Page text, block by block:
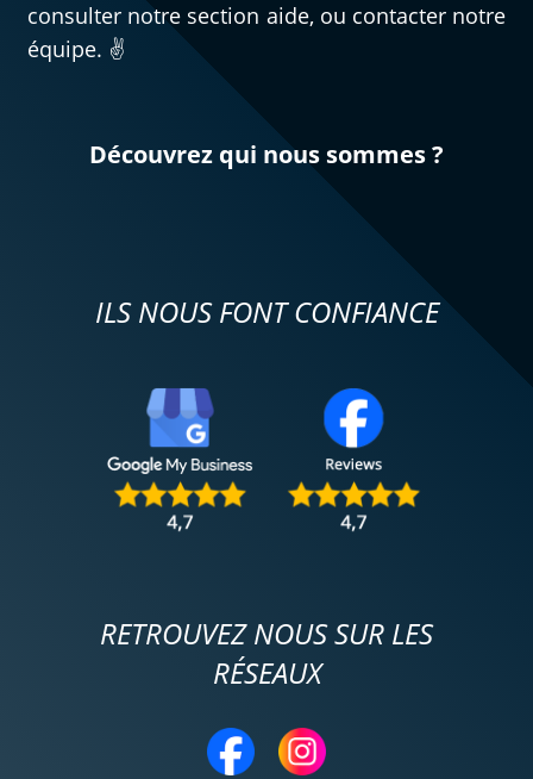
consulter notre section aide, ou contacter notre
équipe. ✌️
Découvrez qui nous sommes ?
ILS NOUS FONT CONFIANCE
RETROUVEZ NOUS SUR LES
RÉSEAUX